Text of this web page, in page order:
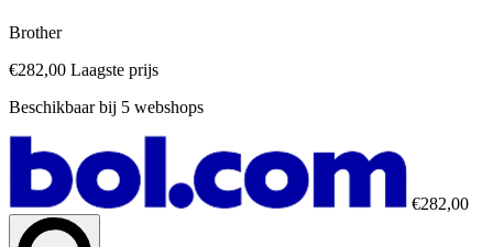
Brother
€282,00 Laagste prijs
Beschikbaar bij 5 webshops
€282,00